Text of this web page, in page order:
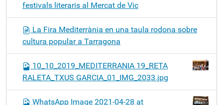
festivals literaris al Mercat de Vic
La Fira Mediterrània en una taula rodona sobre
cultura popular a Tarragona
10_10_2019_MEDITERRANIA 19_RETA
RALETA_TXUS GARCIA_01_IMG_2033.jpg
WhatsApp Image 2021-04-28 at